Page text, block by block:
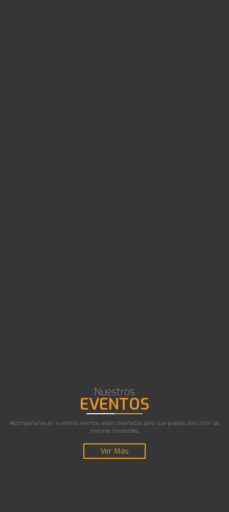
Nuestros
EVENTOS
Acompañanos en nuestros eventos, están diseñados para que puedas descubrir las
mejores novedades.
Ver Más